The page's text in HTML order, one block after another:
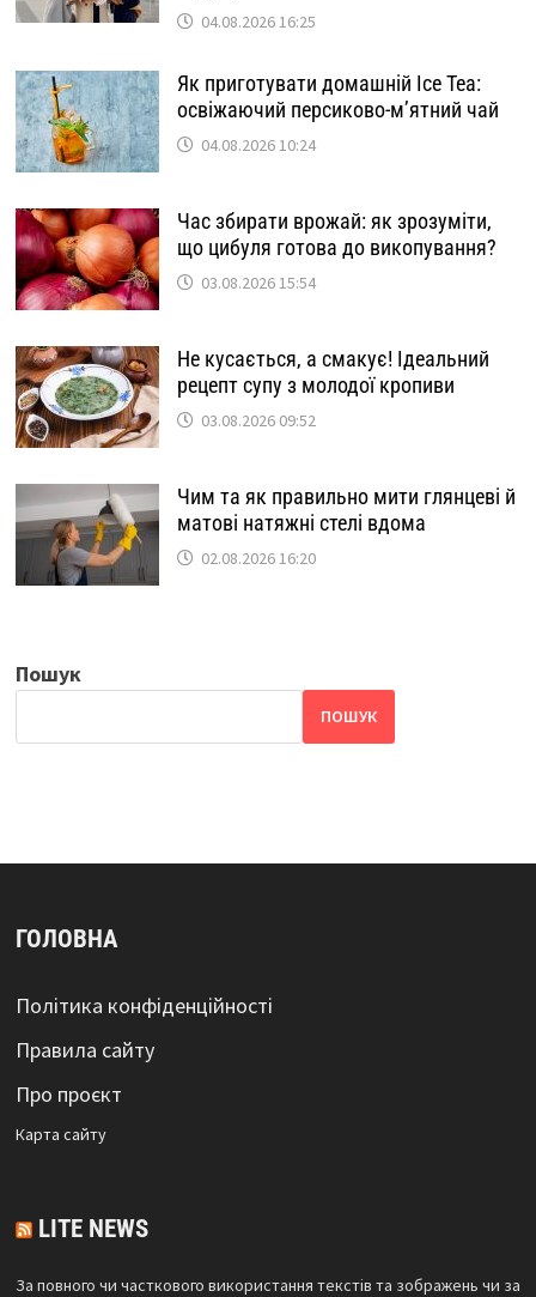
04.08.2026 16:25
Як приготувати домашній Ice Tea:
освіжаючий персиково-м’ятний чай
04.08.2026 10:24
Час збирати врожай: як зрозуміти,
що цибуля готова до викопування?
03.08.2026 15:54
Не кусається, а смакує! Ідеальний
рецепт супу з молодої кропиви
03.08.2026 09:52
Чим та як правильно мити глянцеві й
матові натяжні стелі вдома
02.08.2026 16:20
Пошук
ПОШУК
ГОЛОВНА
Політика конфіденційності
Правила сайту
Про проєкт
Карта сайтy
LITE NEWS
За повного чи часткового використання текстів та зображень чи за